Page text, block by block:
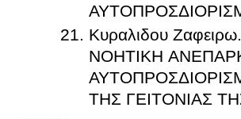
Κυραλιδου
ΝΟΗΤΙΚΗ
ΤΗΣ ΓΕΙΤΟΝΙΑΣ